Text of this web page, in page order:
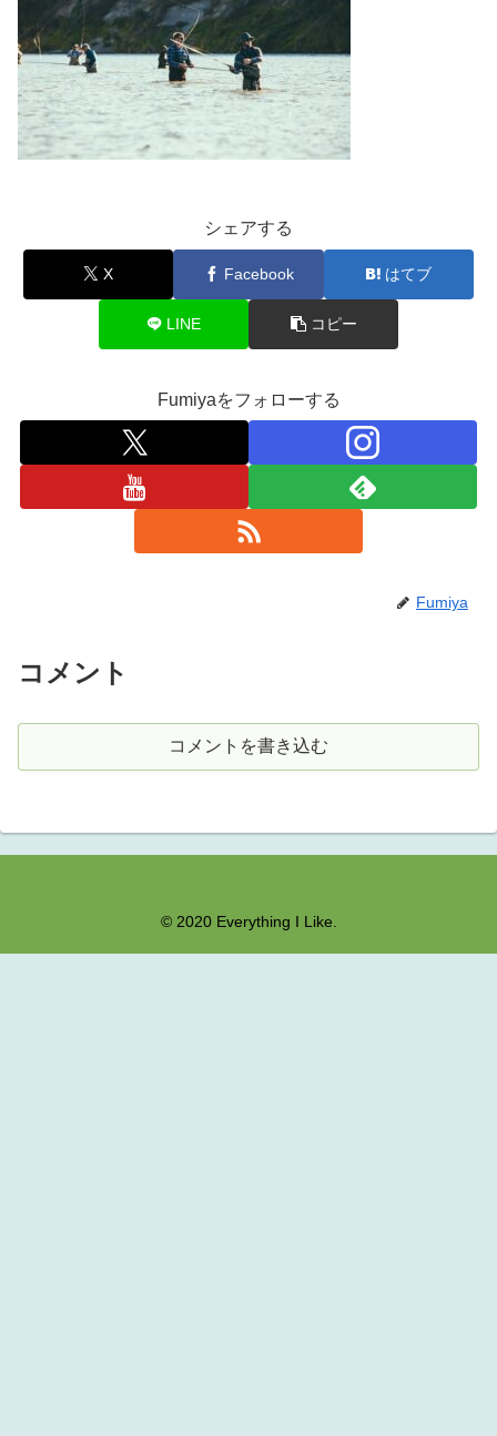
シェアする
X Facebook はてブ
LINE コピー
Fumiyaをフォローする
Fumiya
コメント
コメントを書き込む
© 2020 Everything I Like.